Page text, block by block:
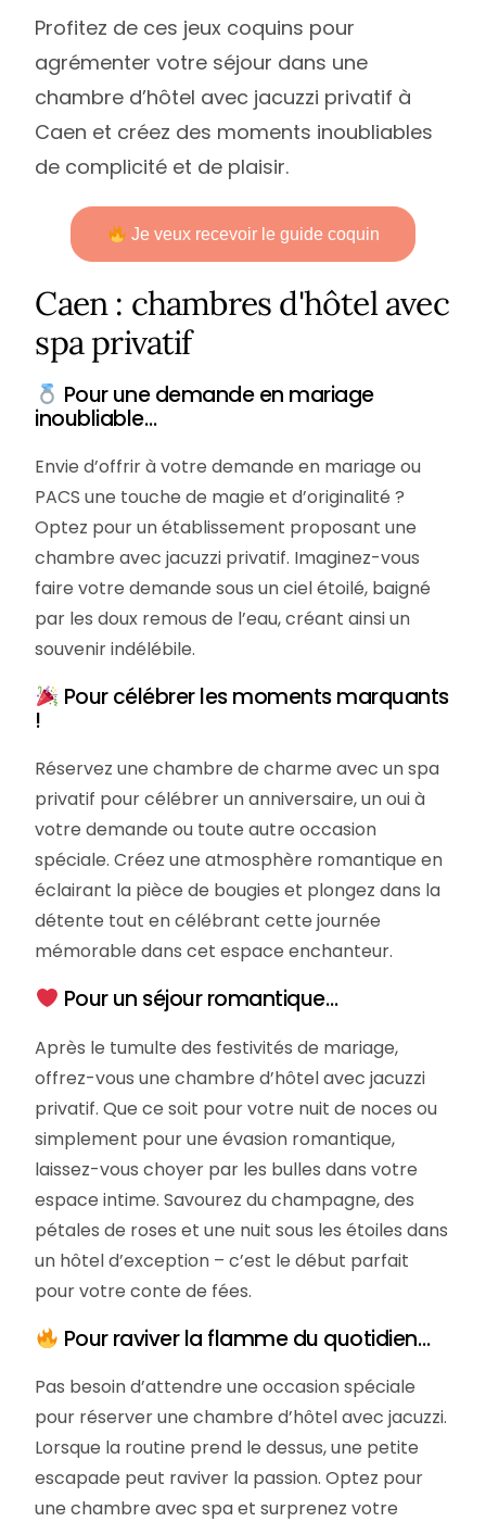
Profitez de ces jeux coquins pour
agrémenter votre séjour dans une
chambre d’hôtel avec jacuzzi privatif à
Caen et créez des moments inoubliables
de complicité et de plaisir.
Je veux recevoir le guide coquin
Caen : chambres d'hôtel avec
spa privatif
Pour une demande en mariage
inoubliable…
Envie d’offrir à votre demande en mariage ou
PACS une touche de magie et d’originalité ?
Optez pour un établissement proposant une
chambre avec jacuzzi privatif. Imaginez-vous
faire votre demande sous un ciel étoilé, baigné
par les doux remous de l’eau, créant ainsi un
souvenir indélébile.
Pour célébrer les moments marquants
!
Réservez une chambre de charme avec un spa
privatif pour célébrer un anniversaire, un oui à
votre demande ou toute autre occasion
spéciale. Créez une atmosphère romantique en
éclairant la pièce de bougies et plongez dans la
détente tout en célébrant cette journée
mémorable dans cet espace enchanteur.
Pour un séjour romantique…
Après le tumulte des festivités de mariage,
offrez-vous une chambre d’hôtel avec jacuzzi
privatif. Que ce soit pour votre nuit de noces ou
simplement pour une évasion romantique,
laissez-vous choyer par les bulles dans votre
espace intime. Savourez du champagne, des
pétales de roses et une nuit sous les étoiles dans
un hôtel d’exception – c’est le début parfait
pour votre conte de fées.
Pour raviver la flamme du quotidien…
Pas besoin d’attendre une occasion spéciale
pour réserver une chambre d’hôtel avec jacuzzi.
Lorsque la routine prend le dessus, une petite
escapade peut raviver la passion. Optez pour
une chambre avec spa et surprenez votre